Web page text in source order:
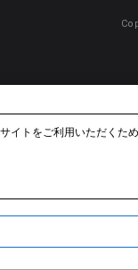
イトをご利用いただく